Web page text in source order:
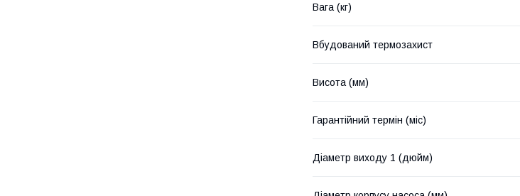
Вага (кг)
Вбудований термозахист
Висота (мм)
Гарантійний термін (міс)
Діаметр виходу 1 (дюйм)